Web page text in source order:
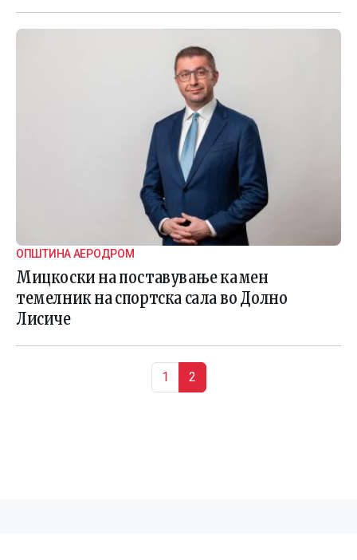
ОПШТИНА АЕРОДРОМ
Мицкоски на поставување камен
темелник на спортска сала во Долно
Лисиче
Page
1 Current Page
2